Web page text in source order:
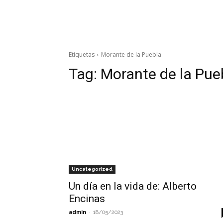
Etiquetas Morante de la Puebla
Tag: Morante de la
Uncategorized
Un día en la vida de: Alberto
Encinas
admin - 18/05/2023